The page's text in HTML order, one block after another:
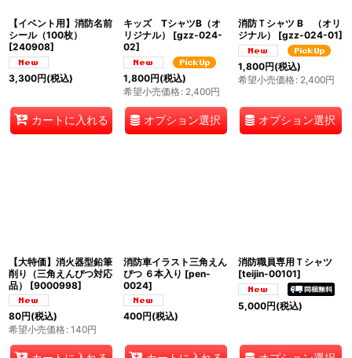
【イベント用】消防名前
シール（100枚）
[240908]
3,300円(税込)
カートに入れる
キッズ TシャツB（オ
リジナル） [gzz-024-
02]
1,800円(税込)
希望小売価格: 2,400円
オプション選択
消防Ｔシャツ B （オリ
ジナル）
[gzz-024-01]
1,800円(税込)
希望小売価格: 2,400円
オプション選択
【大特価】消火器型鉛筆
削り（三角えんぴつ対応
品）
[9000998]
80円(税込)
希望小売価格: 140円
消防車イラスト三角えん
ぴつ ６本入り [pen-
0024]
400円(税込)
消防職員専用Ｔシャツ
[teijin-00101]
5,000円(税込)